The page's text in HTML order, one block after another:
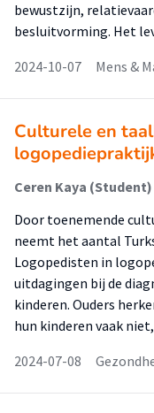
bewustzijn,
besluitvorming. Het
2024-10-07
Mens &
Culturele en
Ceren Kaya (Student)
Door toenemende
neemt het aantal
Logopedisten in
uitdagingen bij de
kinderen. Ouders
hun kinderen vaak
2024-07-08